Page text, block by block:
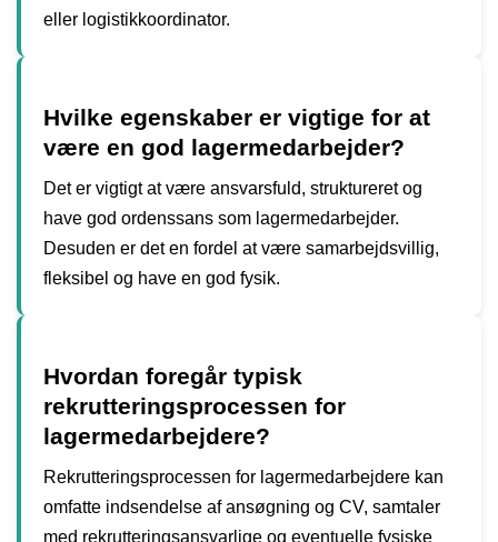
eller logistikkoordinator.
Hvilke egenskaber er vigtige for at
være en god lagermedarbejder?
Det er vigtigt at være ansvarsfuld, struktureret og
have god ordenssans som lagermedarbejder.
Desuden er det en fordel at være samarbejdsvillig,
fleksibel og have en god fysik.
Hvordan foregår typisk
rekrutteringsprocessen for
lagermedarbejdere?
Rekrutteringsprocessen for lagermedarbejdere kan
omfatte indsendelse af ansøgning og CV, samtaler
med rekrutteringsansvarlige og eventuelle fysiske